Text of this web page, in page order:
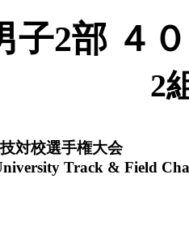
子2部 ４
2
対校選手権大会
Track & Field